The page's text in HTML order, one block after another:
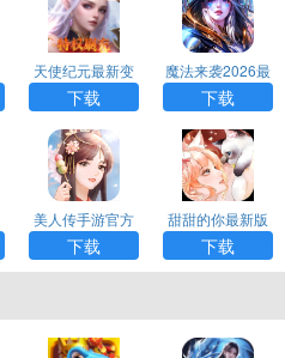
天使纪元最新变
态版
下载
魔法来袭2026最
新折扣版
下载
美人传手游官方
版
下载
甜甜的你最新版
H5
下载